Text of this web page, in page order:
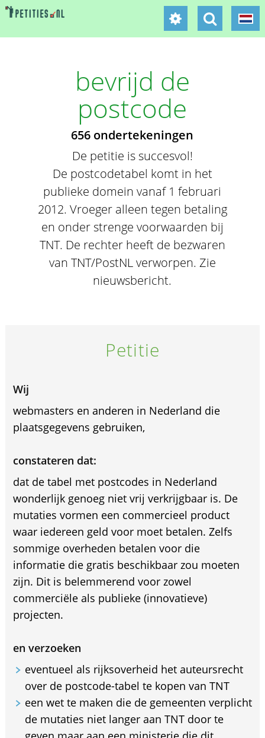
bevrijd de
postcode
656 ondertekeningen
De petitie is succesvol!
De postcodetabel komt in het
publieke domein vanaf 1 februari
2012. Vroeger alleen tegen betaling
en onder strenge voorwaarden bij
TNT. De rechter heeft de bezwaren
van TNT/PostNL verworpen. Zie
nieuwsbericht.
Petitie
Wij
webmasters en anderen in Nederland die
plaatsgegevens gebruiken,
constateren dat:
dat de tabel met postcodes in Nederland
wonderlijk genoeg niet vrij verkrijgbaar is. De
mutaties vormen een commercieel product
waar iedereen geld voor moet betalen. Zelfs
sommige overheden betalen voor die
informatie die gratis beschikbaar zou moeten
zijn. Dit is belemmerend voor zowel
commerciële als publieke (innovatieve)
projecten.
en verzoeken
eventueel als rijksoverheid het auteursrecht
over de postcode-tabel te kopen van TNT
een wet te maken die de gemeenten verplicht
de mutaties niet langer aan TNT door te